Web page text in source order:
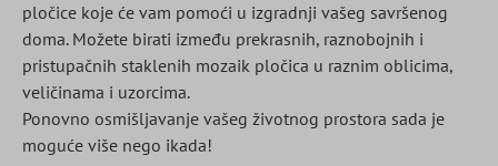
pločice koje će vam pomoći u izgradnji vašeg savršenog
doma. Možete birati između prekrasnih, raznobojnih i
pristupačnih staklenih mozaik pločica u raznim oblicima,
veličinama i uzorcima.
Ponovno osmišljavanje vašeg životnog prostora sada je
moguće više nego ikada!